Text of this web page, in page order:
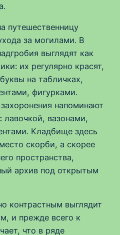
путешественницу
за могилами. В
выглядят как
их регулярно красят,
на табличках,
фигурками.
напоминают
вазонами,
Кладбище здесь
скорби, а скорее
пространства,
архив под открытым
контрастным выглядит
и прежде всего к
что в ряде